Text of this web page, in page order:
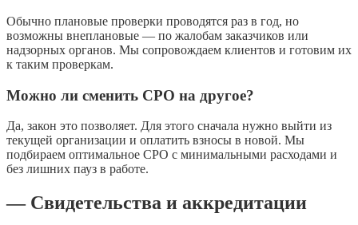
Обычно плановые проверки проводятся раз в год, но
возможны внеплановые — по жалобам заказчиков или
надзорных органов. Мы сопровождаем клиентов и готовим их
к таким проверкам.
Можно ли сменить СРО на другое?
Да, закон это позволяет. Для этого сначала нужно выйти из
текущей организации и оплатить взносы в новой. Мы
подбираем оптимальное СРО с минимальными расходами и
без лишних пауз в работе.
— Свидетельства и аккредитации